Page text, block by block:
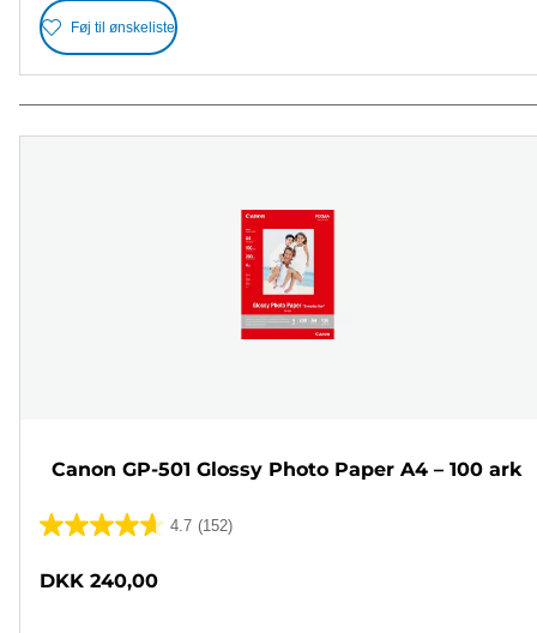
Føj til ønskeliste
Canon GP-501 Glossy Photo Paper A4 – 100 ark
4.7 (152)
4.7
DKK 240,00